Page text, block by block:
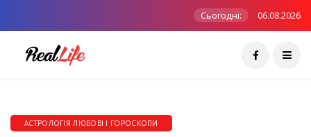
Сьогодні: 06.08.2026
АСТРОЛОГІЯ ЛЮБОВІ І ГОРОСКОПИ